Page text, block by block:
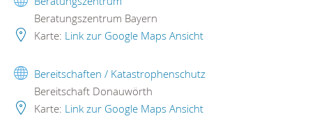
Beratungszentrum Bayern
Karte: Link zur Google Maps Ansicht
Bereitschaften / Katastrophenschutz
Bereitschaft Donauwörth
Karte: Link zur Google Maps Ansicht